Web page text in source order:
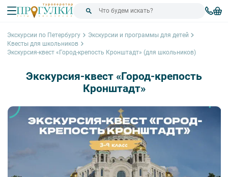
Экскурсии по Петербургу
Экскурсии и программы для детей
Квесты для школьников
Экскурсия-квест «Город-крепость Кронштадт» (для школьников)
Экскурсия-квест «Город-крепость
Кронштадт»